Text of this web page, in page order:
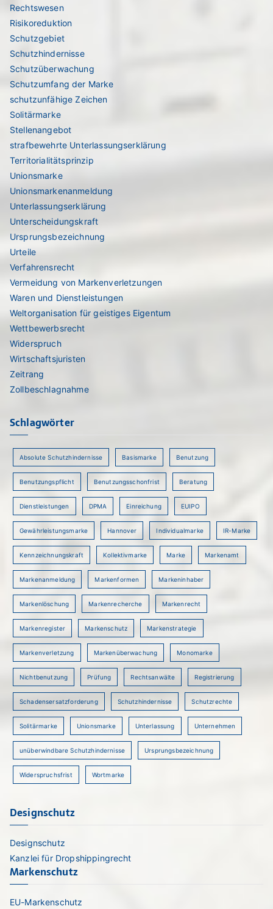
Rechtswesen
Risikoreduktion
Schutzgebiet
Schutzhindernisse
Schutzüberwachung
Schutzumfang der Marke
schutzunfähige Zeichen
Solitärmarke
Stellenangebot
strafbewehrte Unterlassungserklärung
Territorialitätsprinzip
Unionsmarke
Unionsmarkenanmeldung
Unterlassungserklärung
Unterscheidungskraft
Ursprungsbezeichnung
Urteile
Verfahrensrecht
Vermeidung von Markenverletzungen
Waren und Dienstleistungen
Weltorganisation für geistiges Eigentum
Wettbewerbsrecht
Widerspruch
Wirtschaftsjuristen
Zeitrang
Zollbeschlagnahme
Schlagwörter
Absolute Schutzhindernisse Basismarke Benutzung
Benutzungspflicht Benutzungsschonfrist Beratung
Dienstleistungen DPMA Einreichung EUIPO
Gewährleistungsmarke Hannover Individualmarke IR-Marke
Kennzeichnungskraft Kollektivmarke Marke Markenamt
Markenanmeldung Markenformen Markeninhaber
Markenlöschung Markenrecherche Markenrecht
Markenregister Markenschutz Markenstrategie
Markenverletzung Markenüberwachung Monomarke
Nichtbenutzung Prüfung Rechtsanwälte Registrierung
Schadensersatzforderung Schutzhindernisse Schutzrechte
Solitärmarke Unionsmarke Unterlassung Unternehmen
unüberwindbare Schutzhindernisse Ursprungsbezeichnung
Widerspruchsfrist Wortmarke
Designschutz
Designschutz
Kanzlei für Dropshippingrecht
Markenschutz
EU-Markenschutz